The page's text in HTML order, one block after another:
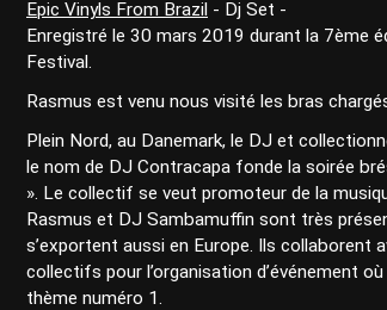
Epic Vinyls From Brazil - Dj Set -
Enregistré le 30 mars 2019 durant la 7ème
Festival.
Rasmus est venu nous visité les bras
Plein Nord, au Danemark, le DJ et
le nom de DJ Contracapa fonde la soirée
». Le collectif se veut promoteur de la
Rasmus et DJ Sambamuffin sont très
s’exportent aussi en Europe. Ils collaborent
collectifs pour l’organisation d’événement
thème numéro 1.